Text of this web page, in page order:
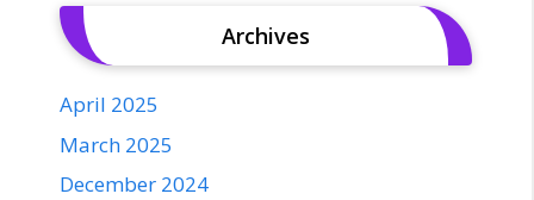
Archives
April 2025
March 2025
December 2024